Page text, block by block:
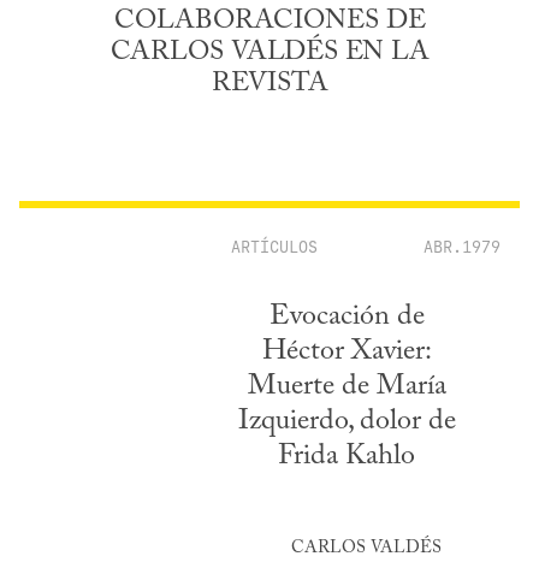
COLABORACIONES DE
CARLOS VALDÉS EN LA
REVISTA
ARTÍCULOS ABR.1979
Evocación de
Héctor Xavier:
Muerte de María
Izquierdo, dolor de
Frida Kahlo
CARLOS VALDÉS